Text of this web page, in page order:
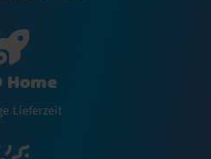
Home
Lieferzeit